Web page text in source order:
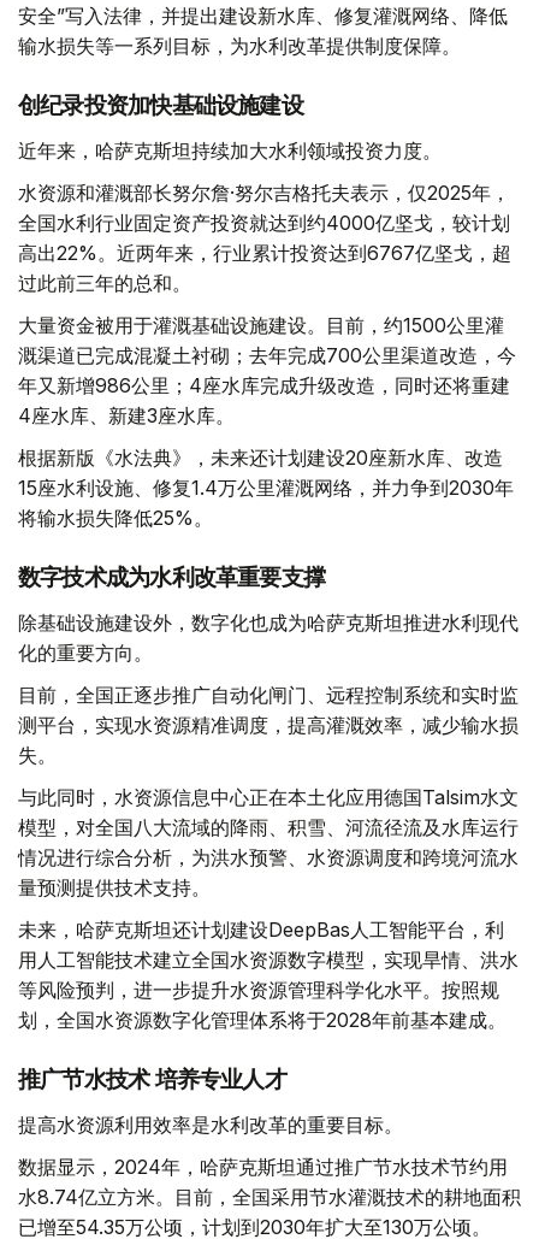
安全”写入法律，并提出建设新水库、修复灌溉网络、降低
输水损失等一系列目标，为水利改革提供制度保障。
创纪录投资加快基础设施建设
近年来，哈萨克斯坦持续加大水利领域投资力度。
水资源和灌溉部长努尔詹·努尔吉格托夫表示，仅2025年，
全国水利行业固定资产投资就达到约4000亿坚戈，较计划
高出22%。近两年来，行业累计投资达到6767亿坚戈，超
过此前三年的总和。
大量资金被用于灌溉基础设施建设。目前，约1500公里灌
溉渠道已完成混凝土衬砌；去年完成700公里渠道改造，今
年又新增986公里；4座水库完成升级改造，同时还将重建
4座水库、新建3座水库。
根据新版《水法典》，未来还计划建设20座新水库、改造
15座水利设施、修复1.4万公里灌溉网络，并力争到2030年
将输水损失降低25%。
数字技术成为水利改革重要支撑
除基础设施建设外，数字化也成为哈萨克斯坦推进水利现代
化的重要方向。
目前，全国正逐步推广自动化闸门、远程控制系统和实时监
测平台，实现水资源精准调度，提高灌溉效率，减少输水损
失。
与此同时，水资源信息中心正在本土化应用德国Talsim水文
模型，对全国八大流域的降雨、积雪、河流径流及水库运行
情况进行综合分析，为洪水预警、水资源调度和跨境河流水
量预测提供技术支持。
未来，哈萨克斯坦还计划建设DeepBas人工智能平台，利
用人工智能技术建立全国水资源数字模型，实现旱情、洪水
等风险预判，进一步提升水资源管理科学化水平。按照规
划，全国水资源数字化管理体系将于2028年前基本建成。
推广节水技术 培养专业人才
提高水资源利用效率是水利改革的重要目标。
数据显示，2024年，哈萨克斯坦通过推广节水技术节约用
水8.74亿立方米。目前，全国采用节水灌溉技术的耕地面积
已增至54.35万公顷，计划到2030年扩大至130万公顷。